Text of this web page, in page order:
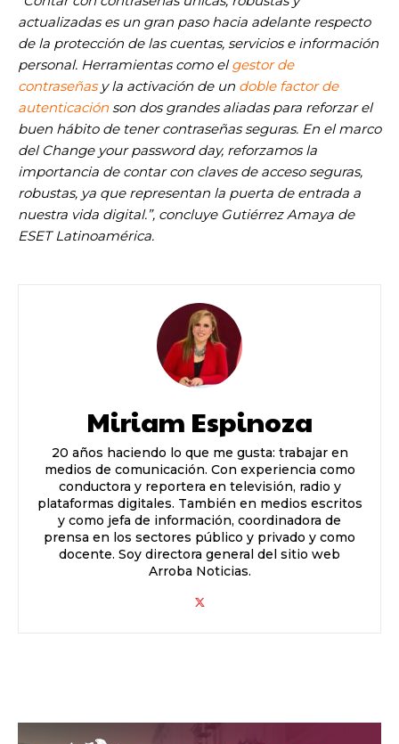
actualizadas es un gran paso hacia adelante respecto
de la protección de las cuentas, servicios e información
personal. Herramientas como elgestor de
contraseñasy la activación de un doble factor de
autenticación son dos grandes aliadas para reforzar el
buen hábito de tener contraseñas seguras. En el marco
del Change your password day, reforzamos la
importancia de contar con claves de acceso seguras,
robustas, ya que representan la puerta de entrada a
nuestra vida digital.”, concluye Gutiérrez Amaya de
ESET Latinoamérica.
Miriam Espinoza
20 años haciendo lo que me gusta: trabajar en
medios de comunicación. Con experiencia como
conductora y reportera en televisión, radio y
plataformas digitales. También en medios escritos
y como jefa de información, coordinadora de
prensa en los sectores público y privado y como
docente. Soy directora general del sitio web
Arroba Noticias.